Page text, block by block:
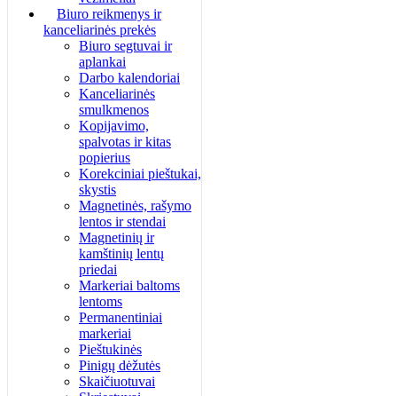
Biuro reikmenys ir
kanceliarinės prekės
Biuro segtuvai ir
aplankai
Darbo kalendoriai
Kanceliarinės
smulkmenos
Kopijavimo,
spalvotas ir kitas
popierius
Korekciniai pieštukai,
skystis
Magnetinės, rašymo
lentos ir stendai
Magnetinių ir
kamštinių lentų
priedai
Markeriai baltoms
lentoms
Permanentiniai
markeriai
Pieštukinės
Pinigų dėžutės
Skaičiuotuvai